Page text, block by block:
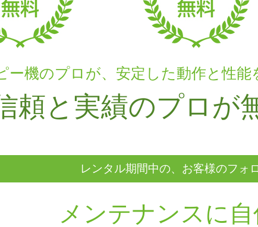
ー機のプロが、安定した動作と性能
頼と実績のプロが
レンタル期間中の、お客様のフォ
メンテナンスに